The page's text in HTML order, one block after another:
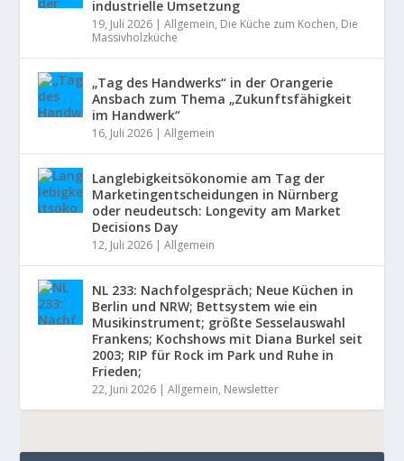
industrielle Umsetzung
19, Juli 2026 |Allgemein, Die Küche zum Kochen, Die
Massivholzküche
„Tag des Handwerks“ in der Orangerie
Ansbach zum Thema „Zukunftsfähigkeit
im Handwerk“
16, Juli 2026 |Allgemein
Langlebigkeitsökonomie am Tag der
Marketingentscheidungen in Nürnberg
oder neudeutsch: Longevity am Market
Decisions Day
12, Juli 2026 |Allgemein
NL 233: Nachfolgespräch; Neue Küchen in
Berlin und NRW; Bettsystem wie ein
Musikinstrument; größte Sesselauswahl
Frankens; Kochshows mit Diana Burkel seit
2003; RIP für Rock im Park und Ruhe in
Frieden;
22, Juni 2026 |Allgemein, Newsletter